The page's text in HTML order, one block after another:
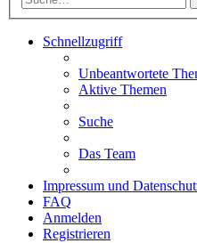
Schnellzugriff
Unbeantwortete
Aktive Themen
Suche
Das Team
Impressum und
FAQ
Anmelden
Registrieren